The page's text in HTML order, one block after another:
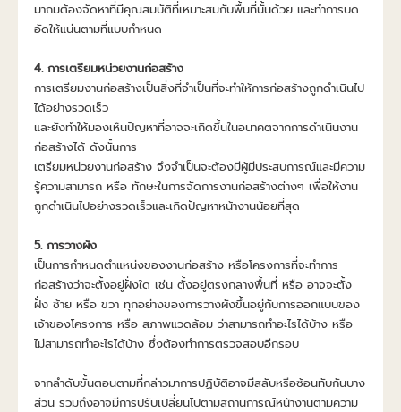
มาถมต้องจัดหาที่มีคุณสมบัติที่เหมาะสมกับพื้นที่นั้นด้วย และทำการบด
อัดให้แน่นตามที่แบบกำหนด
4. การเตรียมหน่วยงานก่อสร้าง
การเตรียมงานก่อสร้างเป็นสิ่งที่จำเป็นที่จะทำให้การก่อสร้างถูกดำเนินไป
ได้อย่างรวดเร็ว
และยังทำให้มองเห็นปัญหาที่อาจจะเกิดขึ้นในอนาคตจากการดำเนินงาน
ก่อสร้างได้ ดังนั้นการ
เตรียมหน่วยงานก่อสร้าง จึงจำเป็นจะต้องมีผู้มีประสบการณ์และมีความ
รู้ความสามารถ หรือ ทักษะในการจัดการงานก่อสร้างต่างๆ เพื่อให้งาน
ถูกดำเนินไปอย่างรวดเร็วและเกิดปัญหาหน้างานน้อยที่สุด
5. การวางผัง
เป็นการกำหนดตำแหน่งของงานก่อสร้าง หรือโครงการที่จะทำการ
ก่อสร้างว่าจะตั้งอยู่ฝั่งใด เช่น ตั้งอยู่ตรงกลางพื้นที่ หรือ อาจจะตั้ง
ฝั่ง ซ้าย หรือ ขวา ทุกอย่างของการวางผังขึ้นอยู่กับการออกแบบของ
เจ้าของโครงการ หรือ สภาพแวดล้อม ว่าสามารถทำอะไรได้บ้าง หรือ
ไม่สามารถทำอะไรได้บ้าง ซึ่งต้องทำการตรวจสอบอีกรอบ
จากลำดับขั้นตอนตามที่กล่าวมาการปฏิบัติอาจมีสลับหรือซ้อนทับกันบาง
ส่วน รวมถึงอาจมีการปรับเปลี่ยนไปตามสถานการณ์หน้างานตามความ